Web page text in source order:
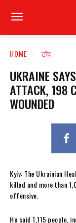
HOME टॉप
UKRAINE
ATTACK, 198
WOUNDED
Kyiv: The Ukrainian
killed and more than
offensive.
He said 1,115 people,